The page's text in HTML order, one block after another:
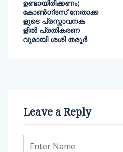
ഉണ്ടായിരിക്കണം;
കോണ്‍ഗ്രസ് നേതാക്ക
ളുടെ പ്രസ്താവനക
ളിൽ പ്രതികരണ
വുമായി ശശി തരൂർ
Leave a Reply